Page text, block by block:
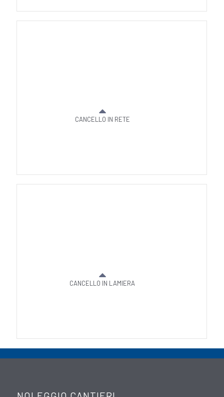
CANCELLO IN RETE
CANCELLO IN LAMIERA